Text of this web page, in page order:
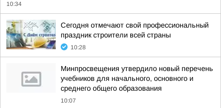
10:34
Сегодня отмечают свой профессиональный
праздник строители всей страны
10:28
Минпросвещения утвердило новый перечень
учебников для начального, основного и
среднего общего образования
10:07